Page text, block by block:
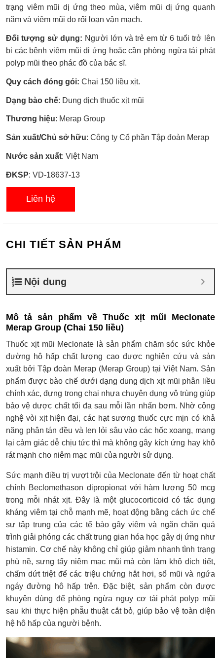
hạng
0.0
5
trạng viêm mũi dị ứng theo mùa, viêm mũi dị ứng quanh
năm và viêm mũi do rối loạn vận mạch.
Đối tượng sử dụng: Người lớn và trẻ em từ 6 tuổi trở lên
bị các bệnh viêm mũi dị ứng hoặc cần phòng ngừa tái phát
polyp mũi theo phác đồ của bác sĩ.
Quy cách đóng gói: Chai 150 liều xịt.
Dạng bào chế: Dung dịch thuốc xịt mũi
Thương hiệu: Merap Group
Sản xuất/Chủ sở hữu: Công ty Cổ phần Tập đoàn Merap
Nước sản xuất: Việt Nam
ĐKSP: VD-18637-13
Liên hệ
CHI TIẾT SẢN PHẨM
Nội dung
Mô tả sản phẩm về Thuốc xịt mũi Meclonate
Merap Group (Chai 150 liều)
Thuốc xịt mũi Meclonate là sản phẩm chăm sóc sức khỏe
đường hô hấp chất lượng cao được nghiên cứu và sản
xuất bởi Tập đoàn Merap (Merap Group) tại Việt Nam. Sản
phẩm được bào chế dưới dạng dung dịch xịt mũi phân liều
chính xác, đựng trong chai nhựa chuyên dụng vô trùng giúp
bảo vệ dược chất tối đa sau mỗi lần nhấn bơm. Nhờ công
nghệ vòi xịt hiện đại, các hạt sương thuốc cực mịn có khả
năng phân tán đều và len lỏi sâu vào các hốc xoang, mang
lại cảm giác dễ chịu tức thì mà không gây kích ứng hay khô
rát mạnh cho niêm mạc mũi của người sử dụng.
Sức mạnh điều trị vượt trội của Meclonate đến từ hoạt chất
chính Beclomethason dipropionat với hàm lượng 50 mcg
trong mỗi nhát xịt. Đây là một glucocorticoid có tác dụng
kháng viêm tại chỗ mạnh mẽ, hoạt động bằng cách ức chế
sự tập trung của các tế bào gây viêm và ngăn chặn quá
trình giải phóng các chất trung gian hóa học gây dị ứng như
histamin. Cơ chế này không chỉ giúp giảm nhanh tình trạng
phù nề, sưng tấy niêm mạc mũi mà còn làm khô dịch tiết,
chấm dứt triệt để các triệu chứng hắt hơi, sổ mũi và ngứa
ngáy đường hô hấp trên. Đặc biệt, sản phẩm còn được
khuyên dùng để phòng ngừa nguy cơ tái phát polyp mũi
sau khi thực hiện phẫu thuật cắt bỏ, giúp bảo vệ toàn diện
hệ hô hấp của người bệnh.